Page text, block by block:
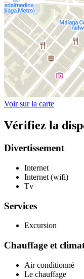
Voir sur la carte
Vérifiez la
Divertissement
Internet
Internet (wifi)
Tv
Services
Excursion
Chauffage et
Air conditionné
Le chauffage